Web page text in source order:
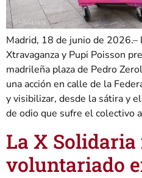
Madrid, 18 de junio de 2026.–
Xtravaganza y Pupi Poisson
madrileña plaza de Pedro
una acción en calle de la
y visibilizar, desde la sátira y
de odio que sufre el colectivo
La X
voluntariado